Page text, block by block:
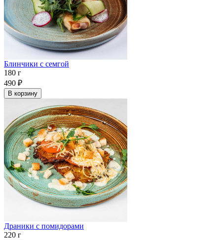
Блинчики с семгой
180 г
490 ₽
В корзину
Драники с помидорами
220 г